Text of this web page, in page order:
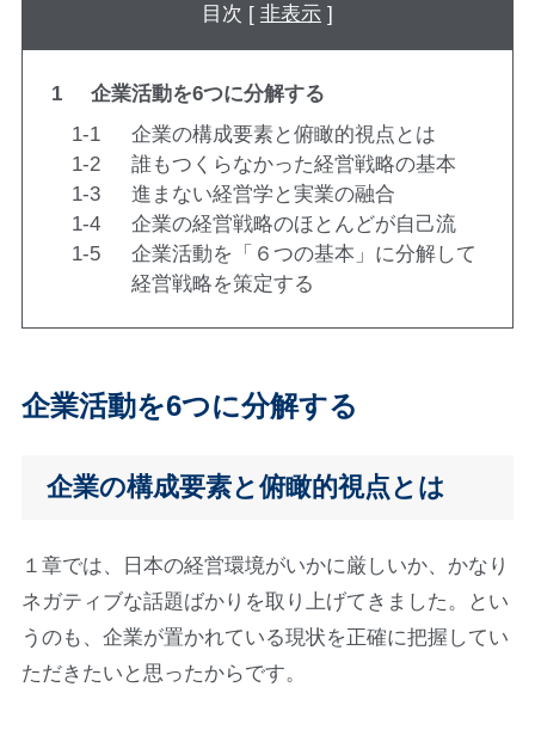
目次 [ 非表示 ]
1
企業活動を6つに分解する
1-1
企業の構成要素と俯瞰的視点とは
1-2
誰もつくらなかった経営戦略の基本
1-3
進まない経営学と実業の融合
1-4
企業の経営戦略のほとんどが自己流
1-5
企業活動を「６つの基本」に分解して
経営戦略を策定する
企業活動を6つに分解する
企業の構成要素と俯瞰的視点とは
１章では、日本の経営環境がいかに厳しいか、かなり
ネガティブな話題ばかりを取り上げてきました。とい
うのも、企業が置かれている現状を正確に把握してい
ただきたいと思ったからです。